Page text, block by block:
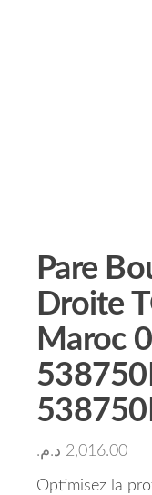
Pare
Droite
Maroc
2,016.00 د.م.
Optimisez la